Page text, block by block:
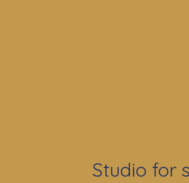
Studio for